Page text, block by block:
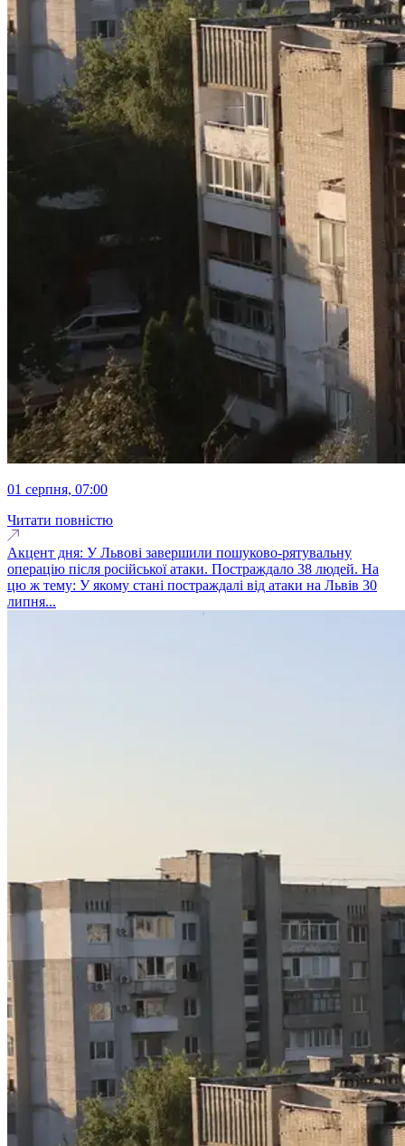
01 серпня, 07:00
Читати повністю
Акцент дня: У Львові завершили пошуково-рятувальну
операцію після російської атаки. Постраждало 38 людей. На
цю ж тему: У якому стані постраждалі від атаки на Львів 30
липня...